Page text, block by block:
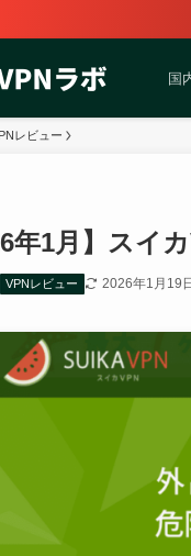
国
レビュー
年1月】スイ
VPNレビュー 2026年1月19